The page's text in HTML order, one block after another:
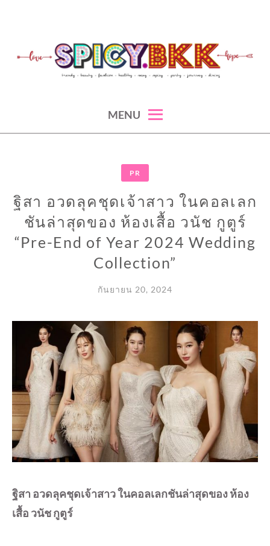
content
MENU
PR
ฐิสา อวดลุคชุดเจ้าสาว ในคอลเลก
ชันล่าสุดของ ห้องเสื้อ วนัช กูตูร์
“Pre-End of Year 2024 Wedding
Collection”
กันยายน 20, 2024
ฐิสา อวดลุคชุดเจ้าสาว ในคอลเลกชันล่าสุดของ ห้อง
เสื้อ วนัช กูตูร์